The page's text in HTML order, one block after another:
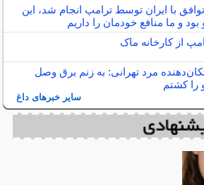
توافق با ایران توسط ترامپ انجام شد، این
و ما منافع خودمان را داریم
از کارخانه ماک
مرد تهرانی: به زنم برق وصل
را کشتم
سایر خبرهای داغ